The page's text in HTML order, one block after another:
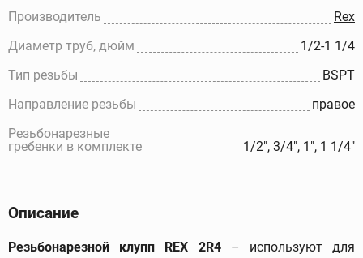
Производитель
Rex
Диаметр труб, дюйм
1/2-1 1/4
Тип резьбы
BSPT
Направление резьбы
правое
Резьбонарезные
гребенки в комплекте
1/2", 3/4", 1", 1 1/4"
Описание
Резьбонарезной клупп REX 2R4– используют для